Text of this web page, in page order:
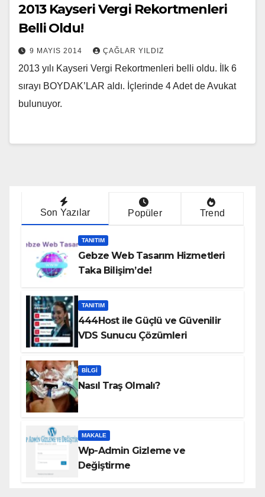
2013 Kayseri Vergi Rekortmenleri
Belli Oldu!
9 MAYIS 2014 ÇAĞLAR YILDIZ
2013 yılı Kayseri Vergi Rekortmenleri belli oldu. İlk 6
sırayı BOYDAK’LAR aldı. İçlerinde 4 Adet de Avukat
bulunuyor.
Son Yazılar Popüler Trend
TANITIM
Gebze Web Tasarım Hizmetleri
Taka Bilişim’de!
TANITIM
444Host ile Güçlü ve Güvenilir
VDS Sunucu Çözümleri
BILGI
Nasıl Traş Olmalı?
MAKALE
Wp-Admin Gizleme ve
Değiştirme